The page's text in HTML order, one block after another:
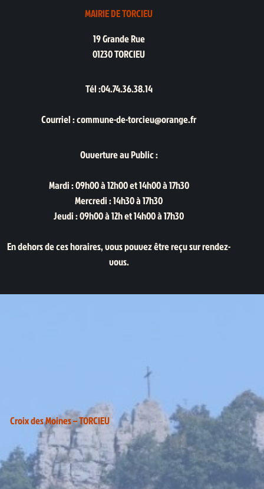
MAIRIE DE TORCIEU
19 Grande Rue
01230 TORCIEU
Tél :04.74.36.38.14
Courriel : commune-de-torcieu@orange.fr
Ouverture au Public :
Mardi : 09h00 à 12h00 et 14h00 à 17h30
Mercredi : 14h30 à 17h30
Jeudi : 09h00 à 12h et 14h00 à 17h30
En dehors de ces horaires, vous pouvez être reçu sur rendez-
vous.
Croix des Moines – TORCIEU